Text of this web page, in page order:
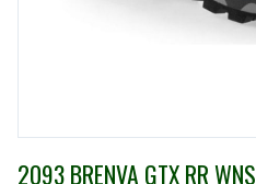
2093 BRENVA GTX RR WNS